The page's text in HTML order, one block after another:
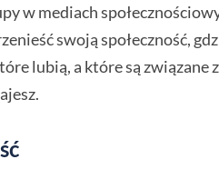
w mediach
swoją społeczność,
lubią, a które są związane